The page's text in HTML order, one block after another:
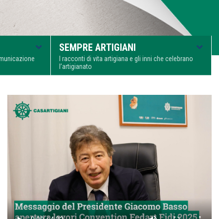
SEMPRE ARTIGIANI
I racconti di vita artigiana e gli inni che celebrano
l’artigianato